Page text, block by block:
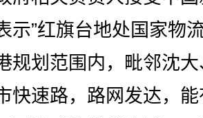
示”红旗台地处国家物
规划范围内，毗邻沈
快速路，路网发达，